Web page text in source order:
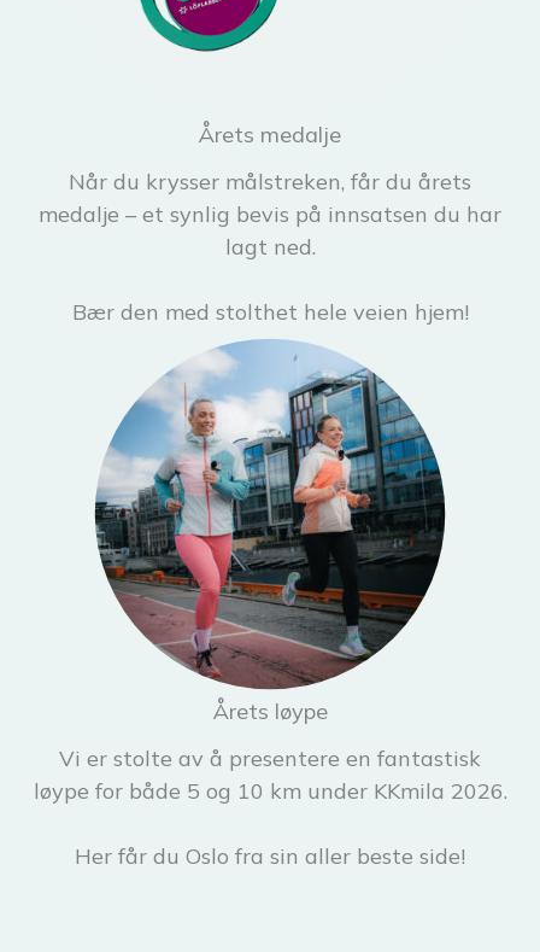
Årets medalje
Når du krysser målstreken, får du årets
medalje – et synlig bevis på innsatsen du har
lagt ned.
Bær den med stolthet hele veien hjem!
Årets løype
Vi er stolte av å presentere en fantastisk
løype for både 5 og 10 km under KKmila 2026.
Her får du Oslo fra sin aller beste side!